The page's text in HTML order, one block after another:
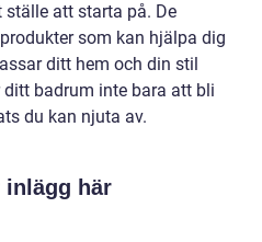
att starta på. De
som kan hjälpa dig
ditt hem och din stil
badrum inte bara att bli
du kan njuta av.
inlägg här